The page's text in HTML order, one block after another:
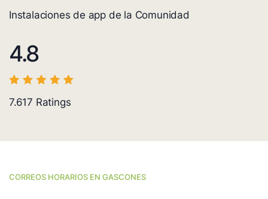
Instalaciones de app de la Comunidad
4.8
7.617 Ratings
CORREOS HORARIOS EN GASCONES